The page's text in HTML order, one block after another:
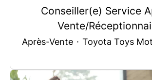
Conseiller(e) Service
Vente/
Après-Vente · Toyota Toys